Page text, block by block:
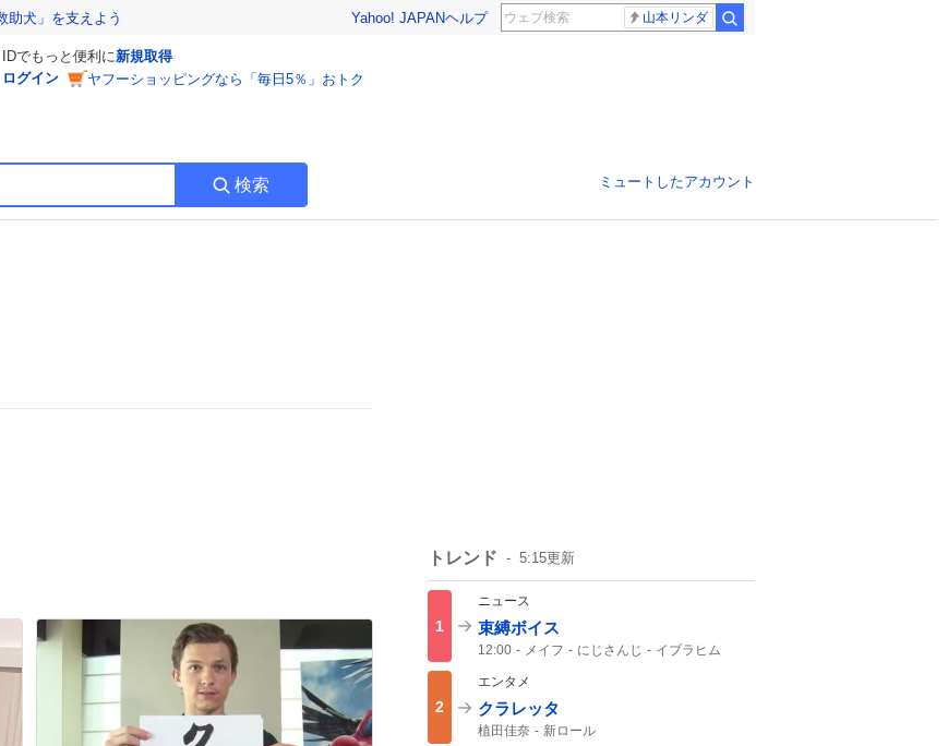
助犬」を支えよう Yahoo! JAPANヘルプ 山本リンダ
IDでもっと便利に新規取得
ログイン
ヤフーショッピングなら「毎日5％」おトク
検索 ミュートしたアカウント
トレンド 5:15更新
1
ニュース
束縛ボイス
12:00 メイフ にじさんじ イブラヒム
2
エンタメ
クラレッタ
植田佳奈 新ロール